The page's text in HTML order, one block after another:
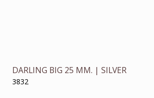
DARLING BIG 25 MM. | SILVER
3832